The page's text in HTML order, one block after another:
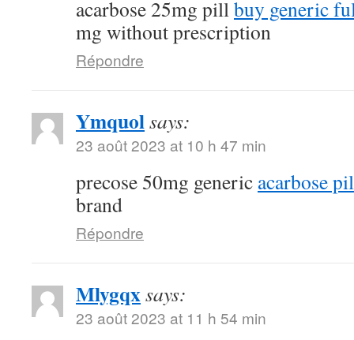
acarbose 25mg pillbuy generic
mg without prescription
Répondre
Ymquolsays:
23 août 2023 at 10 h 47 min
precose 50mg generic acarbose
brand
Répondre
Mlygqxsays:
23 août 2023 at 11 h 54 min